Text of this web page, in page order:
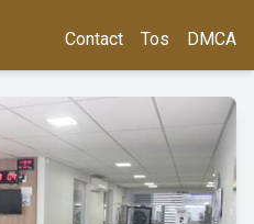
Contact Tos DMCA